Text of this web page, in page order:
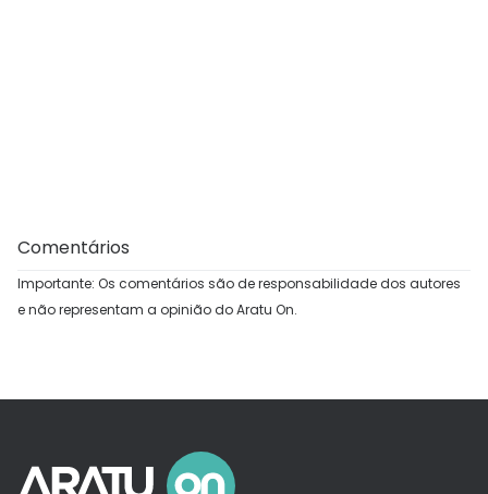
Comentários
Importante: Os comentários são de responsabilidade dos autores
e não representam a opinião do Aratu On.